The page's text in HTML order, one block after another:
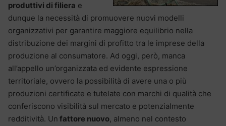
produttivi di filiera e
dunque la necessità di promuovere nuovi modelli
organizzativi per garantire maggiore equilibrio nella
distribuzione dei margini di profitto tra le imprese della
produzione al consumatore. Ad oggi, però, manca
all’appello un’organizzata ed evidente espressione
territoriale, ovvero la possibilità di avere una o più
produzioni certificate e tutelate con marchi di qualità che
conferiscono visibilità sul mercato e potenzialmente
redditività. Un fattore nuovo, almeno nel contesto